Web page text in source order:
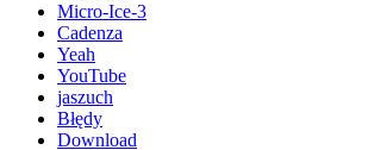
Micro-Ice-3
Cadenza
Yeah
YouTube
jaszuch
Błędy
Download